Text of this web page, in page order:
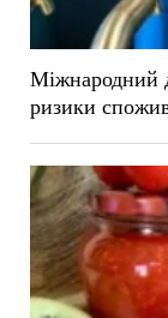
Міжнародний
ризики